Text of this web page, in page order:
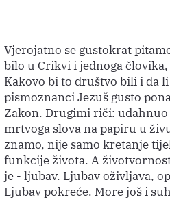
Vjerojatno se gustokrat
bilo u Crikvi i jednoga
Kakovo bi to društvo bili i da
pismoznanci Jezuš gusto
Zakon. Drugimi riči:
mrtvoga slova na papiru u
znamo, nije samo kretanje
funkcije života. A
je - ljubav. Ljubav oživljava,
Ljubav pokreće. More još i